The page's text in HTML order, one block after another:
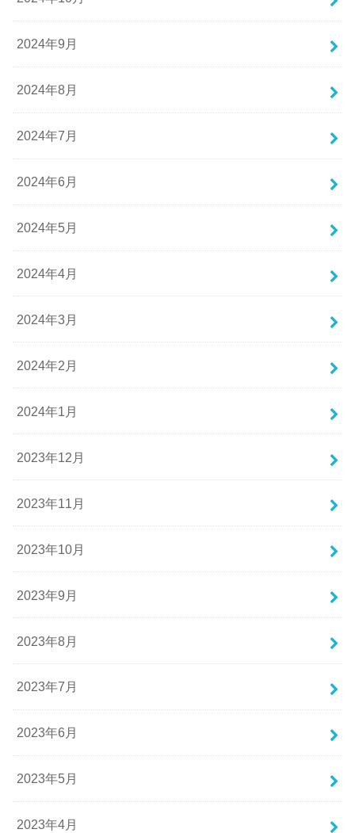
2024年9月
2024年8月
2024年7月
2024年6月
2024年5月
2024年4月
2024年3月
2024年2月
2024年1月
2023年12月
2023年11月
2023年10月
2023年9月
2023年8月
2023年7月
2023年6月
2023年5月
2023年4月